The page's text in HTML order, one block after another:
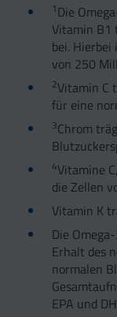
1Die
Vitamin B1
bei.
von 250
2Vitamin C
für eine
3Chrom
4Vitamine
die Zellen
Vitamin K
Die
Erhalt des
normalen
EPA und